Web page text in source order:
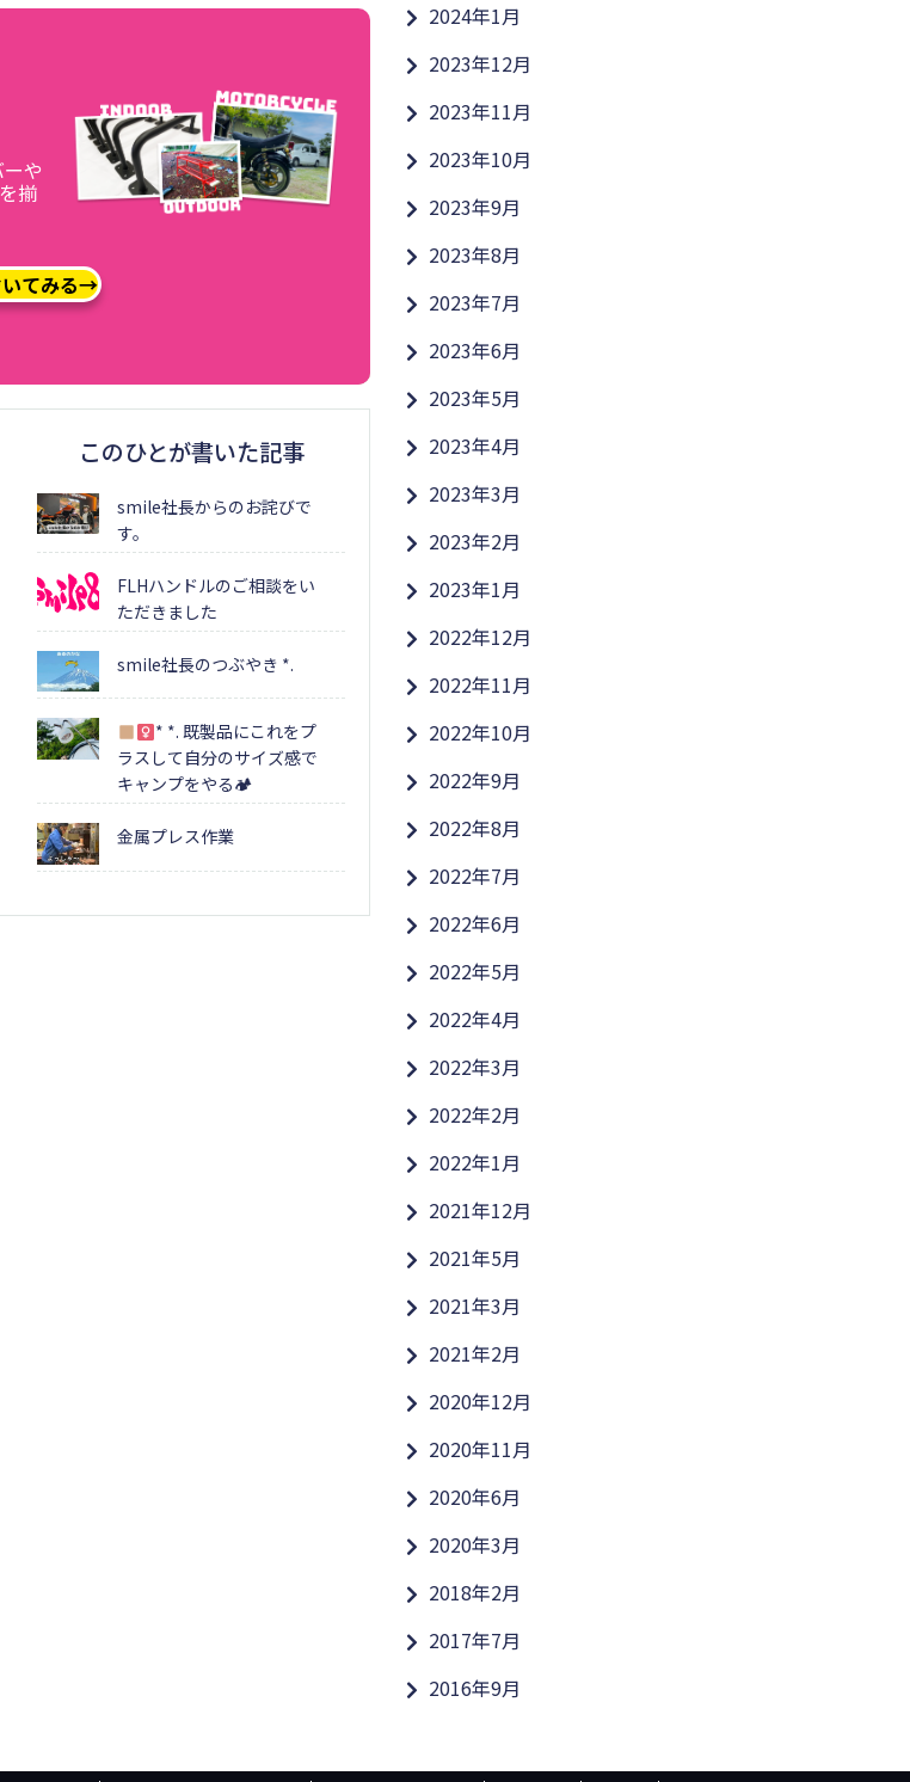
や
揃
いてみる→
このひとが書いた記事
smile社長からのお詫びで
す。
FLHハンドルのご相談をい
ただきました
smile社長のつぶやき *.
* *. 既製品にこれをプ
ラスして自分のサイズ感で
キャンプをやる🏕
金属プレス作業
2024年1月
2023年12月
2023年11月
2023年10月
2023年9月
2023年8月
2023年7月
2023年6月
2023年5月
2023年4月
2023年3月
2023年2月
2023年1月
2022年12月
2022年11月
2022年10月
2022年9月
2022年8月
2022年7月
2022年6月
2022年5月
2022年4月
2022年3月
2022年2月
2022年1月
2021年12月
2021年5月
2021年3月
2021年2月
2020年12月
2020年11月
2020年6月
2020年3月
2018年2月
2017年7月
2016年9月